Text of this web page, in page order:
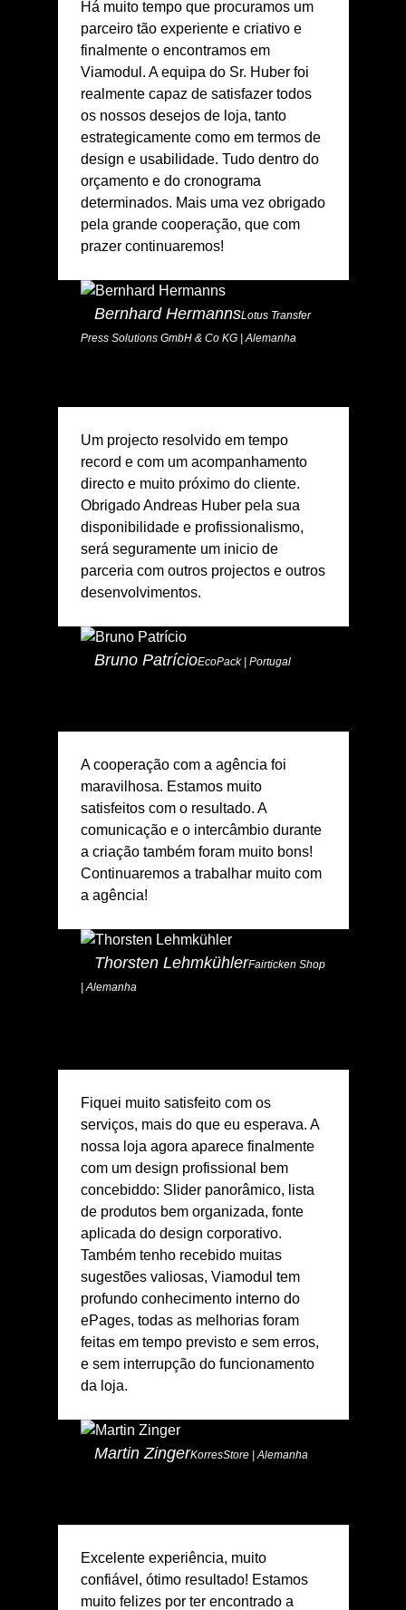
Há muito tempo que procuramos um
parceiro tão experiente e criativo e
finalmente o encontramos em
Viamodul. A equipa do Sr. Huber foi
realmente capaz de satisfazer todos
os nossos desejos de loja, tanto
estrategicamente como em termos de
design e usabilidade. Tudo dentro do
orçamento e do cronograma
determinados. Mais uma vez obrigado
pela grande cooperação, que com
prazer continuaremos!
Bernhard HermannsLotus Transfer
Press Solutions GmbH & Co KG | Alemanha
Um projecto resolvido em tempo
record e com um acompanhamento
directo e muito próximo do cliente.
Obrigado Andreas Huber pela sua
disponibilidade e profissionalismo,
será seguramente um inicio de
parceria com outros projectos e outros
desenvolvimentos.
Bruno PatrícioEcoPack | Portugal
A cooperação com a agência foi
maravilhosa. Estamos muito
satisfeitos com o resultado. A
comunicação e o intercâmbio durante
a criação também foram muito bons!
Continuaremos a trabalhar muito com
a agência!
Thorsten LehmkühlerFairticken Shop
| Alemanha
Fiquei muito satisfeito com os
serviços, mais do que eu esperava. A
nossa loja agora aparece finalmente
com um design profissional bem
concebiddo: Slider panorâmico, lista
de produtos bem organizada, fonte
aplicada do design corporativo.
Também tenho recebido muitas
sugestões valiosas, Viamodul tem
profundo conhecimento interno do
ePages, todas as melhorias foram
feitas em tempo previsto e sem erros,
e sem interrupção do funcionamento
da loja.
Martin ZingerKorresStore | Alemanha
Excelente experiência, muito
confiável, ótimo resultado! Estamos
muito felizes por ter encontrado a